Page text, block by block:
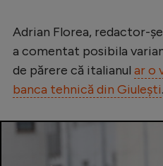
Tenis
Gimnastică
Adrian Florea, redactor-
a comentat posibila
de părere că italianul ar o
banca tehnică din Giulești.